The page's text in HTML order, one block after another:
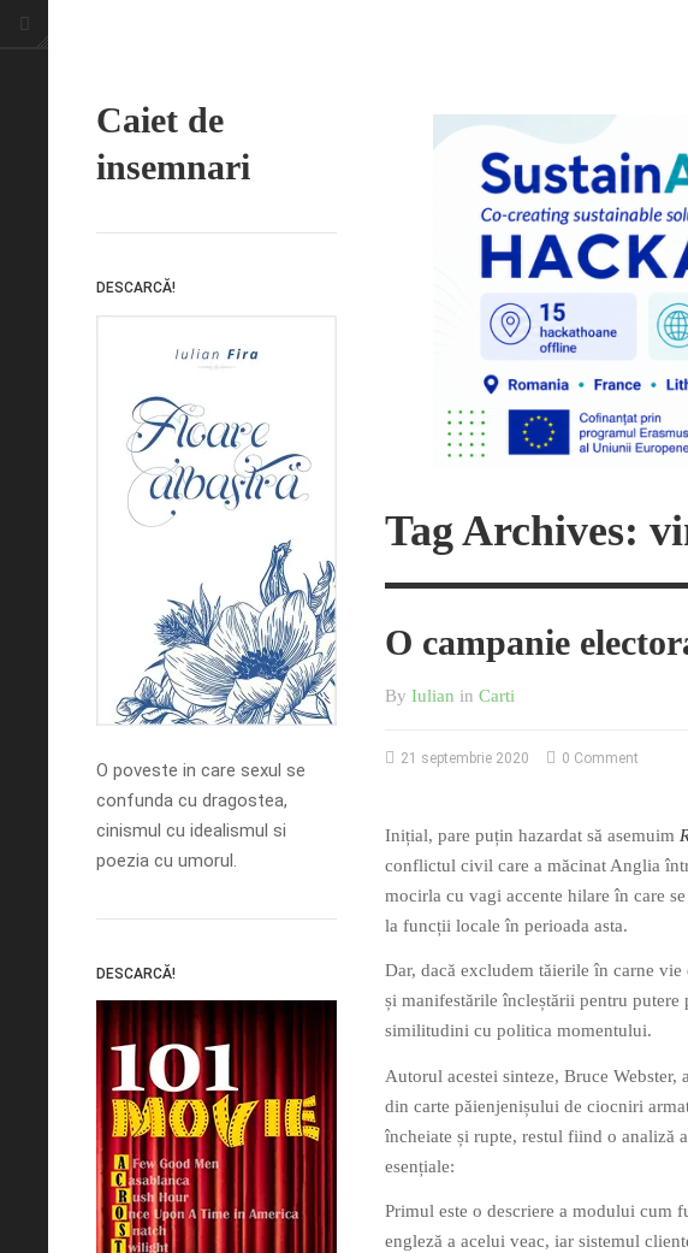
Caiet de
insemnari
DESCARCĂ!
O poveste in care sexul se
confunda cu dragostea,
cinismul cu idealismul si
poezia cu umorul.
DESCARCĂ!
Tag Archives:
O campanie
By Iulian in Carti
21 septembrie 2020 0 Comment
Inițial, pare puțin hazardat să asemuim
conflictul civil care a măcinat Anglia
mocirla cu vagi accente hilare în care
la funcții locale în perioada asta.
Dar, dacă excludem tăierile în carne
și manifestările încleștării pentru putere
similitudini cu politica momentului.
Autorul acestei sinteze, Bruce Webster,
din carte păienjenișului de ciocniri
încheiate și rupte, restul fiind o analiză
esențiale:
Primul este o descriere a modului cum
engleză a acelui veac, iar sistemul